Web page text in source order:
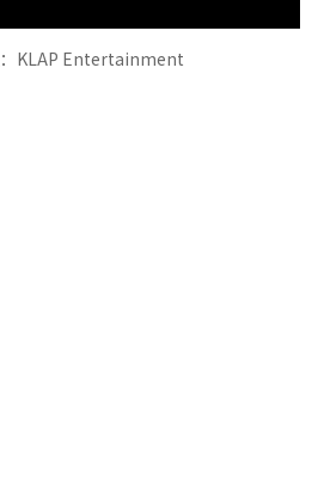
： KLAP Entertainment